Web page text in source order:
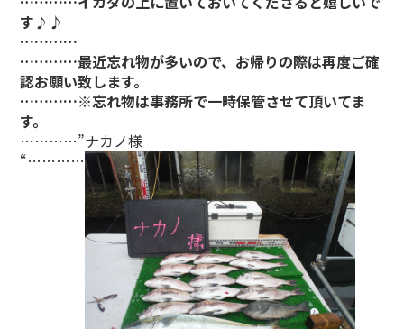
す♪♪
…………
…………最近忘れ物が多いので、お帰りの際は再度ご確
認お願い致します。
…………※忘れ物は事務所で一時保管させて頂いてま
す。
…………”ナカノ様
“…………